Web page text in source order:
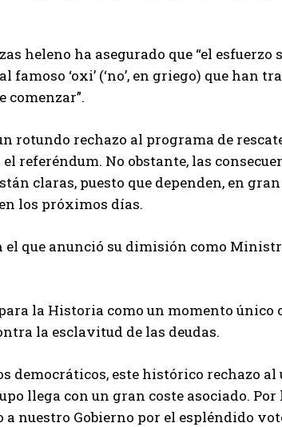
heleno ha asegurado que “el esfuerzo
‘oxi’ (‘no’, en griego) que han
comenzar”.
rotundo rechazo al programa de
referéndum. No obstante, las
claras, puesto que dependen, en
los próximos días.
que anunció su dimisión como
la Historia como un momento único
la esclavitud de las deudas.
democráticos, este histórico rechazo
llega con un gran coste asociado. Por
nuestro Gobierno por el espléndido